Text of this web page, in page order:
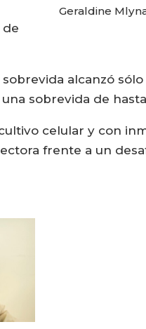
Geraldine Mlynarz, CEO de
de
alcanzó
sobrevida de hasta
celular y con
frente a un